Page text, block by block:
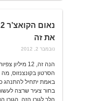
את זה
נובמבר 2, 2012
הסרטון בקונצנזוס,
באמת יתחיל להתנהג
בחור צעיר שרצה